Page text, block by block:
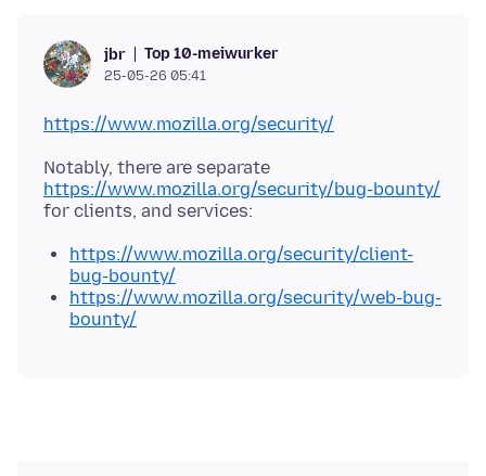
jbr Top 10-meiwurker
25-05-26 05:41
https://www.mozilla.org/security/
Notably, there are separate
https://www.mozilla.org/security/bug-bounty/
https://www.mozilla.org/security/client-
bug-bounty/
https://www.mozilla.org/security/web-bug-
bounty/